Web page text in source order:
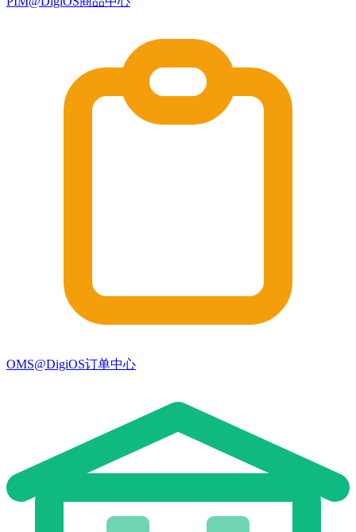
OMS@DigiOS订单中心